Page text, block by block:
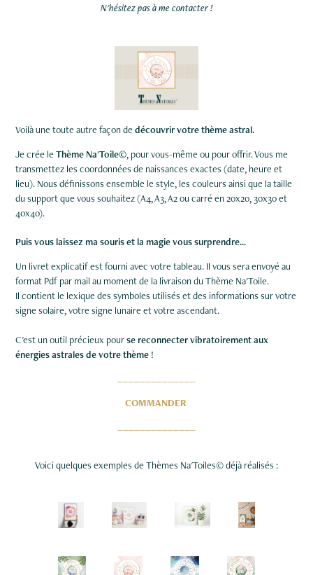
N'hésitez pas à me contacter !
Voilà une toute autre façon dedécouvrir votre thème astral.
Je crée leThème Na'Toile© , pour vous-même ou pour offrir. Vous me
transmettez les coordonnées de naissances exactes (date, heure et
lieu). Nous définissons ensemble le style, les couleurs ainsi que la taille
du support que vous souhaitez (A4, A3, A2 ou carré en 20x20, 30x30 et
40x40).
Puis vous laissez ma souris et la magie vous surprendre...
Un livret explicatif est fourni avec votre tableau. Il vous sera envoyé au
format Pdf par mail au moment de la livraison du Thème Na'Toile.
Il contient le lexique des symboles utilisés et des informations sur votre
signe solaire, votre signe lunaire et votre ascendant.
C'est un outil précieux pourse reconnecter vibratoirement aux
énergies astrales de votre thème !
COMMANDER
Voici quelques exemples de Thèmes Na'Toiles©déjà réalisés :